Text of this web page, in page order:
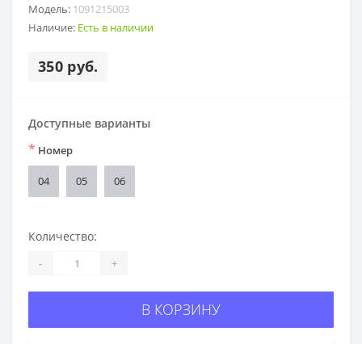
Модель: 1091215003
Наличие: Есть в наличии
350 руб.
Доступные варианты
* Номер
04 05 06
Количество:
- +
В КОРЗИНУ